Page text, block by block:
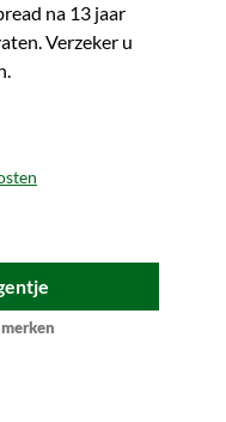
na 13 jaar
Verzeker u